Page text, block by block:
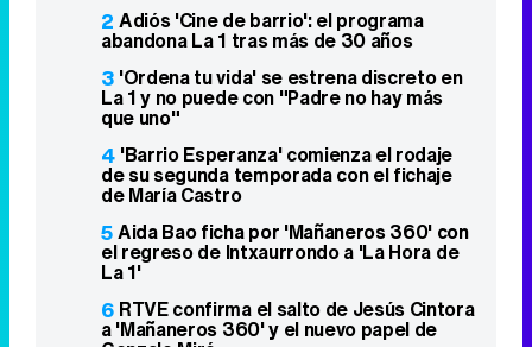
2 Adiós 'Cine de barrio': el programa
abandona La 1 tras más de 30 años
3 'Ordena tu vida' se estrena discreto en
La 1 y no puede con "Padre no hay más
que uno"
4 'Barrio Esperanza' comienza el rodaje
de su segunda temporada con el fichaje
de María Castro
5Aida Bao ficha por 'Mañaneros 360' con
el regreso de Intxaurrondo a 'La Hora de
La 1'
6 RTVE confirma el salto de Jesús Cintora
a 'Mañaneros 360' y el nuevo papel de